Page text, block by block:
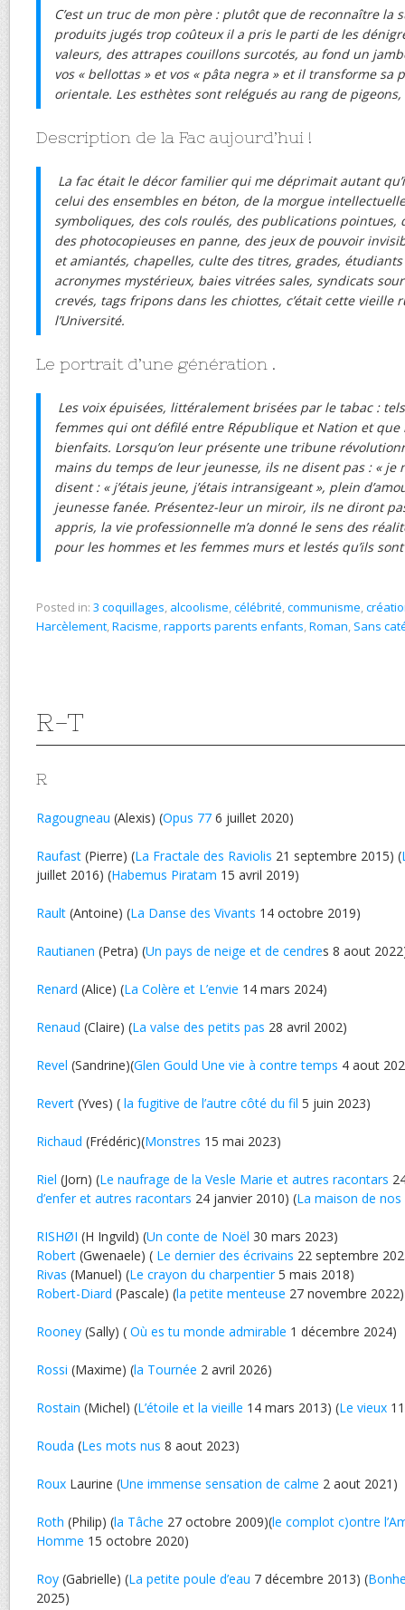
C’est un truc de mon père : plutôt que de reconnaître la
produits jugés trop coûteux il a pris le parti de les
valeurs, des attrapes couillons surcotés, au fond un
vos « bellottas » et vos « pâta negra » et il transforme sa
orientale. Les esthètes sont relégués au rang de
Description de la Fac aujourd’hui !
La fac était le décor familier qui me déprimait autant
celui des ensembles en béton, de la morgue
symboliques, des cols roulés, des publications pointues,
des photocopieuses en panne, des jeux de pouvoir
et amiantés, chapelles, culte des titres, grades,
acronymes mystérieux, baies vitrées sales, syndicats
crevés, tags fripons dans les chiottes, c’était cette vieille
l’Université.
Le portrait d’une génération .
Les voix épuisées, littéralement brisées par le tabac :
femmes qui ont défilé entre République et Nation et que
bienfaits. Lorsqu’on leur présente une tribune
mains du temps de leur jeunesse, ils ne disent pas : « je
disent : « j’étais jeune, j’étais intransigeant », plein
jeunesse fanée. Présentez-leur un miroir, ils ne diront pas
appris, la vie professionnelle m’a donné le sens des
pour les hommes et les femmes murs et lestés qu’ils
Posted in: 3 coquillages alcoolisme célébrité communisme
Harcèlement Racisme rapports parents enfants Roman Sans
R-T
R
Ragougneau (Alexis) (Opus 77 6 juillet 2020)
Raufast (Pierre) (La Fractale des Raviolis 21 septembre 2015) (
juillet 2016) (Habemus Piratam 15 avril 2019)
Rault (Antoine) (La Danse des Vivants 14 octobre 2019)
Rautianen (Petra) (Un pays de neige et de cendres 8 aout
Renard (Alice) (La Colère et L’envie 14 mars 2024)
Renaud (Claire) (La valse des petits pas 28 avril 2002)
Revel (Sandrine)(Glen Gould Une vie à contre temps 4 aout
Revert (Yves) ( la fugitive de l’autre côté du fil 5 juin 2023)
Richaud (Frédéric)(Monstres 15 mai 2023)
Riel (Jorn) (Le naufrage de la Vesle Marie et autres racontars
d’enfer et autres racontars 24 janvier 2010) (La maison de nos
RISHØI (H Ingvild) (Un conte de Noël 30 mars 2023)
Robert (Gwenaele) ( Le dernier des écrivains 22 septembre
Rivas (Manuel) (Le crayon du charpentier5 mais 2018)
Robert-Diard (Pascale) (la petite menteuse 27 novembre 2022)
Rooney (Sally) ( Où es tu monde admirable 1 décembre 2024)
Rossi (Maxime) (la Tournée 2 avril 2026)
Rostain (Michel) (L’étoile et la vieille 14 mars 2013) (Le vieux
Rouda (Les mots nus 8 aout 2023)
Roux Laurine (Une immense sensation de calme 2 aout 2021)
Roth (Philip) (la Tâche 27 octobre 2009)(le complot c)ontre
Homme 15 octobre 2020)
Roy (Gabrielle) (La petite poule d’eau 7 décembre 2013) (
2025)